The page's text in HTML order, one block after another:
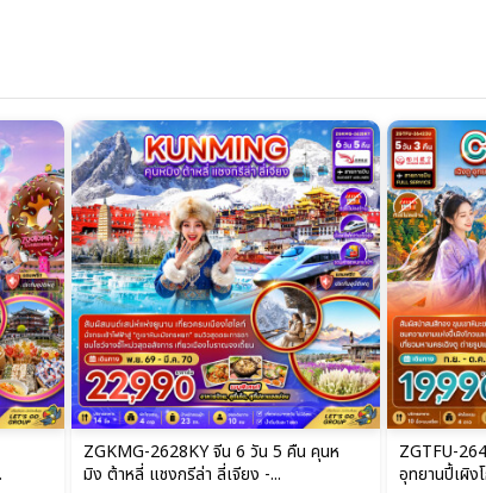
ZGKMG-2628KY จีน 6 วัน 5 คืน คุนห
มิง ต้าหลี่ แชงกรีล่า ลี่เจียง -...
ZGTFU-
อุทยานปี้เผิง